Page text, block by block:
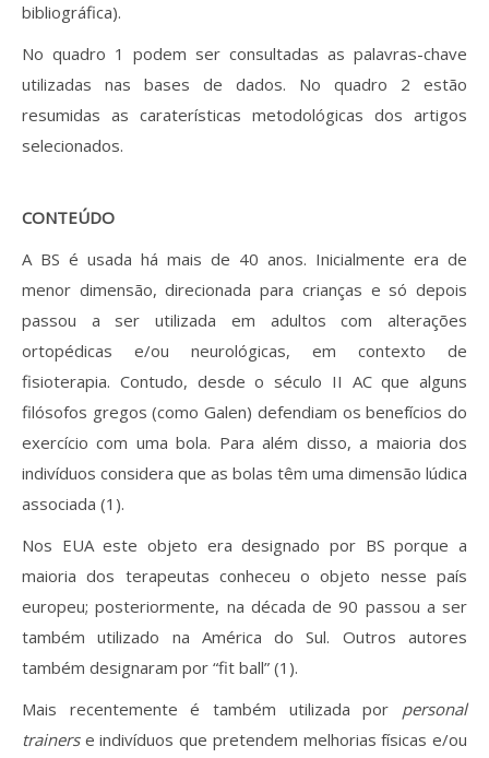
bibliográfica).
No quadro 1 podem ser consultadas as palavras-chave
utilizadas nas bases de dados. No quadro 2 estão
resumidas as caraterísticas metodológicas dos artigos
selecionados.
CONTEÚDO
A BS é usada há mais de 40 anos. Inicialmente era de
menor dimensão, direcionada para crianças e só depois
passou a ser utilizada em adultos com alterações
ortopédicas e/ou neurológicas, em contexto de
fisioterapia. Contudo, desde o século II AC que alguns
filósofos gregos (como Galen) defendiam os benefícios do
exercício com uma bola. Para além disso, a maioria dos
indivíduos considera que as bolas têm uma dimensão lúdica
associada (1).
Nos EUA este objeto era designado por BS porque a
maioria dos terapeutas conheceu o objeto nesse país
europeu; posteriormente, na década de 90 passou a ser
também utilizado na América do Sul. Outros autores
também designaram por “fit ball” (1).
Mais recentemente é também utilizada por personal
trainerse indivíduos que pretendem melhorias físicas e/ou